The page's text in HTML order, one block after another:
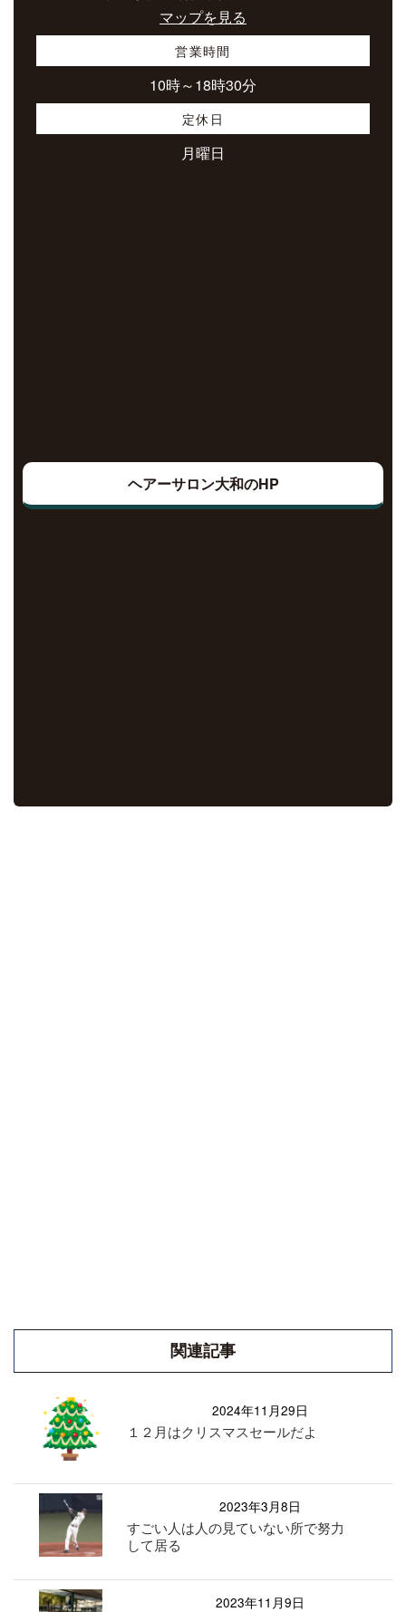
マップを見る
営業時間
10時～18時30分
定休日
月曜日
ヘアーサロン大和のHP
関連記事
2024年11月29日
１２月はクリスマスセールだよ
2023年3月8日
すごい人は人の見ていない所で努力
して居る
2023年11月9日